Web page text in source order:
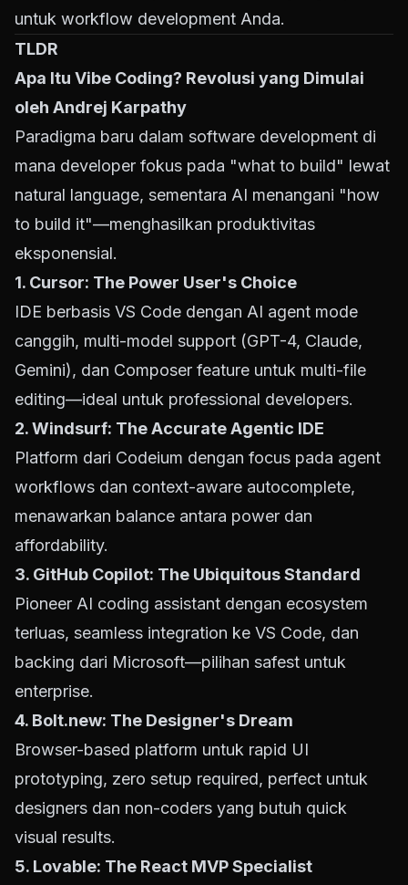
untuk workflow development Anda.
TLDR
Apa Itu Vibe Coding? Revolusi yang Dimulai
oleh Andrej Karpathy
Paradigma baru dalam software development di
mana developer fokus pada "what to build" lewat
natural language, sementara AI menangani "how
to build it"—menghasilkan produktivitas
eksponensial.
1. Cursor: The Power User's Choice
IDE berbasis VS Code dengan AI agent mode
canggih, multi-model support (GPT-4, Claude,
Gemini), dan Composer feature untuk multi-file
editing—ideal untuk professional developers.
2. Windsurf: The Accurate Agentic IDE
Platform dari Codeium dengan focus pada agent
workflows dan context-aware autocomplete,
menawarkan balance antara power dan
affordability.
3. GitHub Copilot: The Ubiquitous Standard
Pioneer AI coding assistant dengan ecosystem
terluas, seamless integration ke VS Code, dan
backing dari Microsoft—pilihan safest untuk
enterprise.
4. Bolt.new: The Designer's Dream
Browser-based platform untuk rapid UI
prototyping, zero setup required, perfect untuk
designers dan non-coders yang butuh quick
visual results.
5. Lovable: The React MVP Specialist